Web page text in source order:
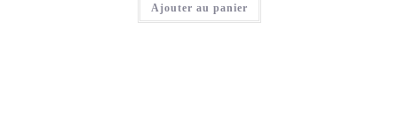
Ajouter au panier